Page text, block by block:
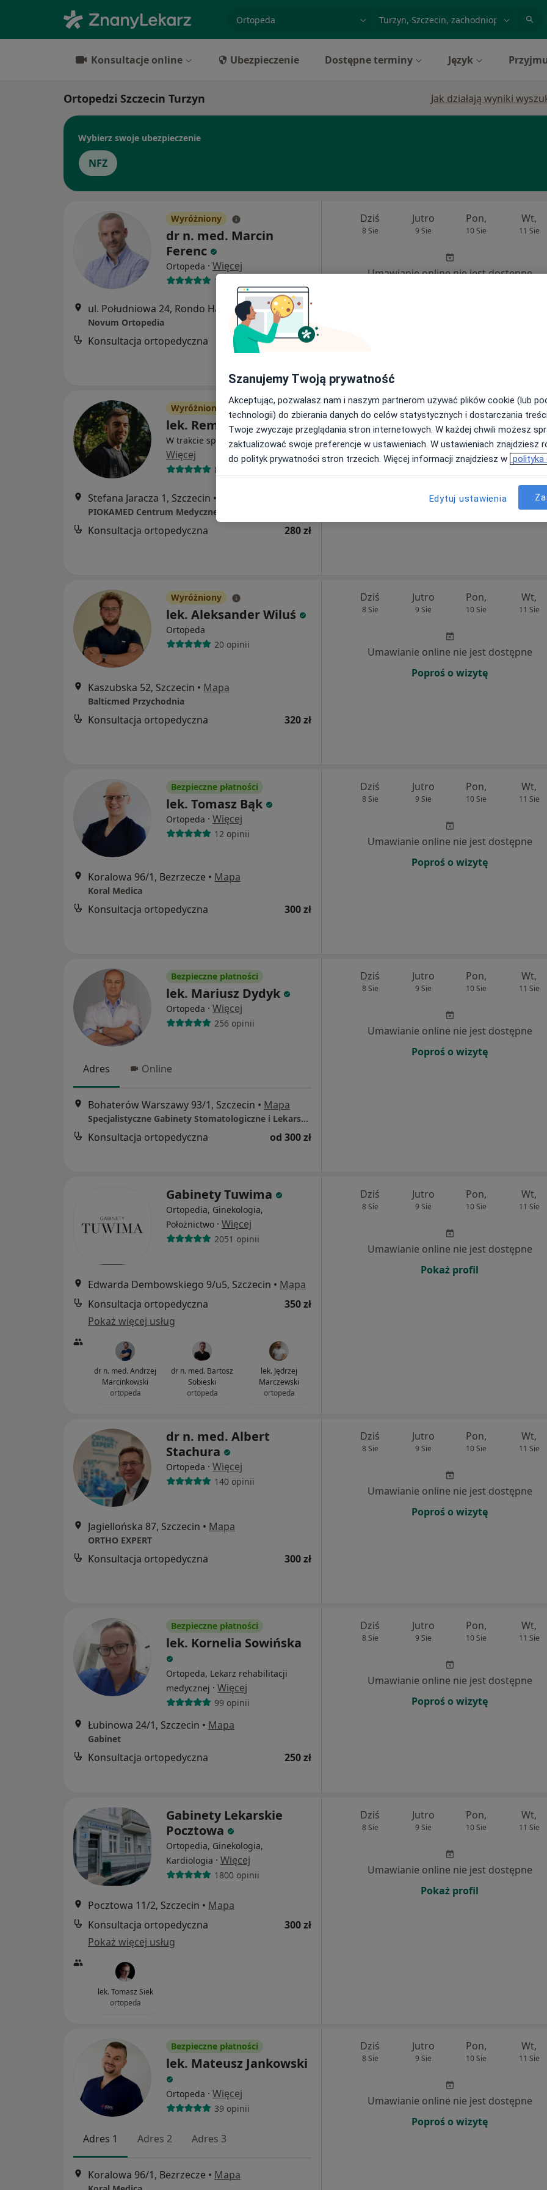
Konsultacje online Ubezpieczenie Dostępne terminy Język
Ortopedzi Szczecin Turzyn Jak działają wyniki
Wybierz swoje ubezpieczenie
NFZ
Wyróżniony
dr n. med. Marcin
Ferenc
Ortopeda · Więcej
101 opinii
ul. Południowa 24, Rondo Hakena Park CH, Szczecin • Mapa
Novum Ortopedia
Konsultacja ortopedyczna od 350 zł
Dziś
8 Sie
Jutro
9 Sie
Pon,
10 Sie
Wt,
11 Sie
Umawianie online nie jest dostępne
Wyróżniony
lek. Remigiusz Zając
W trakcie specjalizacji (Ortopeda)·
Więcej
8 opinii
Stefana Jaracza 1, Szczecin •
PIOKAMED Centrum Medyczne
Konsultacja ortopedyczna 280 zł
Dziś
8 Sie
Jutro
9 Sie
Pon,
10 Sie
Wt,
11 Sie
Umawianie online nie jest dostępne
Wyróżniony
lek. Aleksander Wiluś
Ortopeda
20 opinii
Kaszubska 52, Szczecin • Mapa
Balticmed Przychodnia
Konsultacja ortopedyczna 320 zł
Dziś
8 Sie
Jutro
9 Sie
Pon,
10 Sie
Wt,
11 Sie
Umawianie online nie jest dostępne
Poproś o wizytę
Bezpieczne płatności
lek. Tomasz Bąk
Ortopeda · Więcej
12 opinii
Koralowa 96/1, Bezrzecze • Mapa
Koral Medica
Konsultacja ortopedyczna 300 zł
Dziś
8 Sie
Jutro
9 Sie
Pon,
10 Sie
Wt,
11 Sie
Umawianie online nie jest dostępne
Poproś o wizytę
Bezpieczne płatności
lek. Mariusz Dydyk
Ortopeda · Więcej
256 opinii
Adres Online
Bohaterów Warszawy 93/1, Szczecin • Mapa
Specjalistyczne Gabinety Stomatologiczne i Lekarskie MEDICO
Konsultacja ortopedyczna od 300 zł
Dziś
8 Sie
Jutro
9 Sie
Pon,
10 Sie
Wt,
11 Sie
Umawianie online nie jest dostępne
Poproś o wizytę
Gabinety Tuwima
Ortopedia, Ginekologia,
Położnictwo · Więcej
2051 opinii
Edwarda Dembowskiego 9/u5, Szczecin • Mapa
Konsultacja ortopedyczna
350 zł
Pokaż więcej usług
dr n. med. Andrzej
Marcinkowski
ortopeda
dr n. med. Bartosz
Sobieski
ortopeda
lek. Jędrzej
Marczewski
ortopeda
Dziś
8 Sie
Jutro
9 Sie
Pon,
10 Sie
Wt,
11 Sie
Umawianie online nie jest dostępne
Pokaż profil
dr n. med. Albert
Stachura
Ortopeda · Więcej
140 opinii
Jagiellońska 87, Szczecin • Mapa
ORTHO EXPERT
Konsultacja ortopedyczna 300 zł
Dziś
8 Sie
Jutro
9 Sie
Pon,
10 Sie
Wt,
11 Sie
Umawianie online nie jest dostępne
Poproś o wizytę
Bezpieczne płatności
lek. Kornelia Sowińska
Ortopeda, Lekarz rehabilitacji
medycznej · Więcej
99 opinii
Łubinowa 24/1, Szczecin • Mapa
Gabinet
Konsultacja ortopedyczna 250 zł
Dziś
8 Sie
Jutro
9 Sie
Pon,
10 Sie
Wt,
11 Sie
Umawianie online nie jest dostępne
Poproś o wizytę
Gabinety Lekarskie
Pocztowa
Ortopedia, Ginekologia,
Kardiologia · Więcej
1800 opinii
Pocztowa 11/2, Szczecin • Mapa
Konsultacja ortopedyczna
300 zł
Pokaż więcej usług
lek. Tomasz Siek
ortopeda
Dziś
8 Sie
Jutro
9 Sie
Pon,
10 Sie
Wt,
11 Sie
Umawianie online nie jest dostępne
Pokaż profil
Bezpieczne płatności
lek. Mateusz Jankowski
Ortopeda · Więcej
39 opinii
Adres 1 Adres 2 Adres 3
Koralowa 96/1, Bezrzecze • Mapa
Dziś
8 Sie
Jutro
9 Sie
Pon,
10 Sie
Wt,
11 Sie
Umawianie online nie jest dostępne
Poproś o wizytę
Szanujemy Twoją prywatność
Akceptując, pozwalasz nam i naszym partnerom używać plików cookie (lub
technologii) do zbierania danych do celów statystycznych i dostarczania
Twoje zwyczaje przeglądania stron internetowych. W każdej chwili możesz
zaktualizować swoje preferencje w ustawieniach. W ustawieniach znajdziesz
do polityk prywatności stron trzecich. Więcej informacji znajdziesz w polityka
Edytuj ustawienia